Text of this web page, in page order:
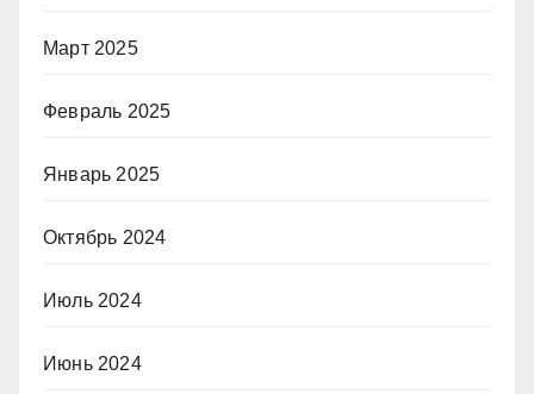
Март 2025
Февраль 2025
Январь 2025
Октябрь 2024
Июль 2024
Июнь 2024